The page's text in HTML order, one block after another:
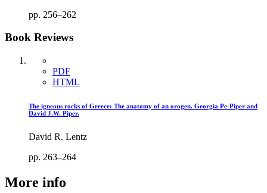
pp. 256–262
Book Reviews
PDF
HTML
The igneous rocks of Greece: The anatomy of an orogen. Georgia Pe-Piper and
David J.W. Piper.
David R. Lentz
pp. 263–264
More info